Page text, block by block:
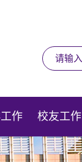
作 校友工作